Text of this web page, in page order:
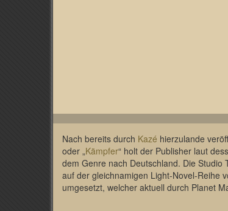
Nach bereits durch Kazé hierzulande
oder „Kämpfer“ holt der Publisher laut
dem Genre nach Deutschland. Die Studio
auf der gleichnamigen Light-Novel-Reihe
umgesetzt, welcher aktuell durch Planet